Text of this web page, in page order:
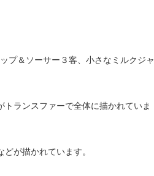
プ＆ソーサー３客、小さなミルクジャ
ランスファーで全体に描かれていま
が描かれています。